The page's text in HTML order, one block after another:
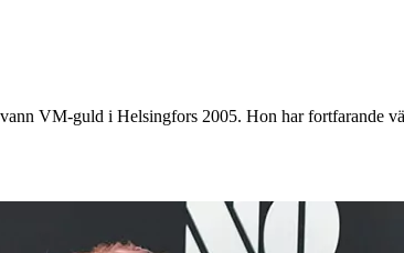
VM-guld i Helsingfors 2005. Hon har fortfarande